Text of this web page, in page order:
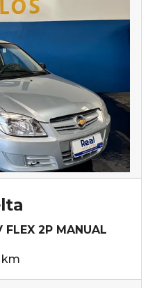
FLEX 2P MANUAL
km